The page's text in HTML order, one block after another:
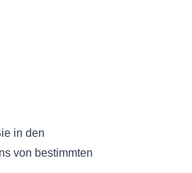
in den
von bestimmten